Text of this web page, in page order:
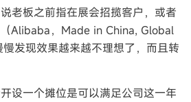
老板之前指在展会招揽客户，或者
Alibaba，Made in China, Global
发现效果越来越不理想了，而且转
设一个摊位是可以满足公司这一年